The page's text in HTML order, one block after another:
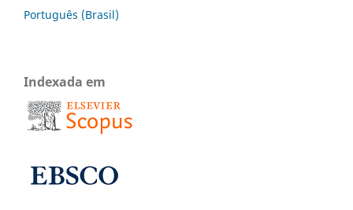
Português (Brasil)
Indexada em